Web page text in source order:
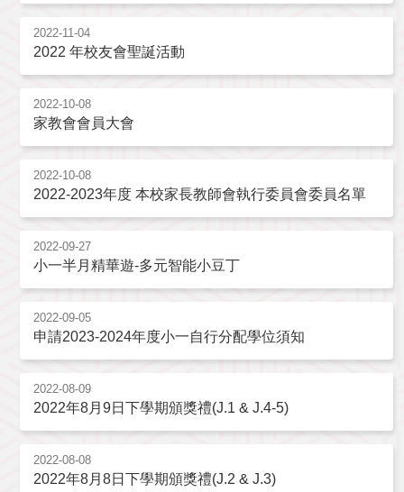
2022-11-04
2022 年校友會聖誕活動
2022-10-08
家教會會員大會
2022-10-08
2022-2023年度 本校家長教師會執行委員會委員名單
2022-09-27
小一半月精華遊-多元智能小豆丁
2022-09-05
申請2023-2024年度小一自行分配學位須知
2022-08-09
2022年8月9日下學期頒獎禮(J.1 & J.4-5)
2022-08-08
2022年8月8日下學期頒獎禮(J.2 & J.3)